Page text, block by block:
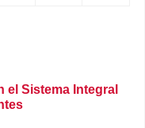
el Sistema Integral